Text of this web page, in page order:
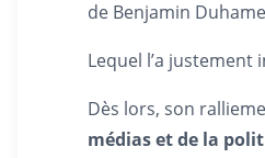
de Benjamin
Lequel l’a
Dès lors, son
médias et de la